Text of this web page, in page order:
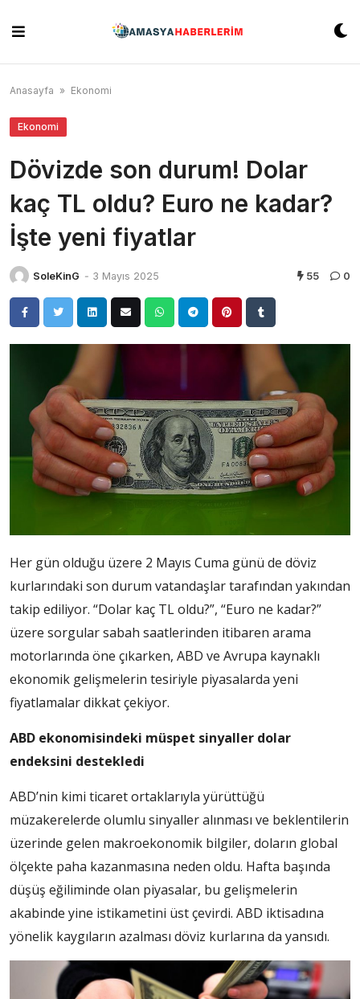
content
Anasayfa » Ekonomi
Ekonomi
Dövizde son durum! Dolar
kaç TL oldu? Euro ne kadar?
İşte yeni fiyatlar
SoleKinG - 3 Mayıs 2025 55 0
Her gün olduğu üzere 2 Mayıs Cuma günü de döviz
kurlarındaki son durum vatandaşlar tarafından yakından
takip ediliyor. “Dolar kaç TL oldu?”, “Euro ne kadar?”
üzere sorgular sabah saatlerinden itibaren arama
motorlarında öne çıkarken, ABD ve Avrupa kaynaklı
ekonomik gelişmelerin tesiriyle piyasalarda yeni
fiyatlamalar dikkat çekiyor.
ABD ekonomisindeki müspet sinyaller dolar
endeksini destekledi
ABD’nin kimi ticaret ortaklarıyla yürüttüğü
müzakerelerde olumlu sinyaller alınması ve beklentilerin
üzerinde gelen makroekonomik bilgiler, doların global
ölçekte paha kazanmasına neden oldu. Hafta başında
düşüş eğiliminde olan piyasalar, bu gelişmelerin
akabinde yine istikametini üst çevirdi. ABD iktisadına
yönelik kaygıların azalması döviz kurlarına da yansıdı.